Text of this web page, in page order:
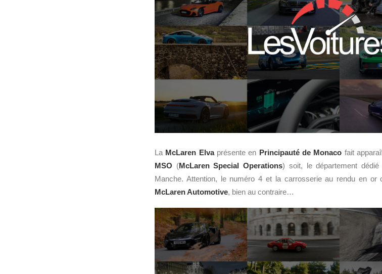
La McLaren Elvaprésente en Principauté de Monaco fait
MSO (McLaren Special Operations) soit, le département
Manche. Attention, le numéro 4 et la carrosserie au rendu en or
McLaren Automotive, bien au contraire…